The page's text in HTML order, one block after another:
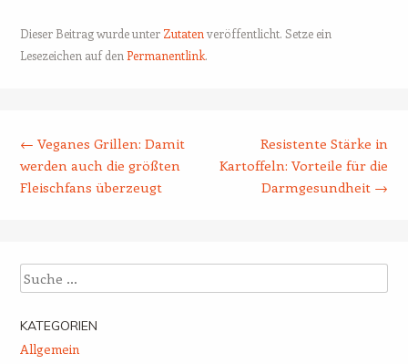
Dieser Beitrag wurde unter Zutaten veröffentlicht. Setze ein
Lesezeichen auf den Permanentlink.
← Veganes Grillen: Damit
werden auch die größten
Fleischfans überzeugt
Resistente Stärke in
Kartoffeln: Vorteile für die
Darmgesundheit →
Suche
KATEGORIEN
Allgemein